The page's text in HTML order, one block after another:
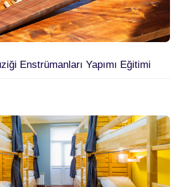
Enstrümanları Yapımı Eğitimi